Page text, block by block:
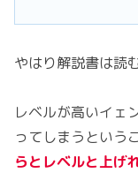
やはり解説書は読
レベルが高いイェ
ってしまうという
らとレベルと上げ